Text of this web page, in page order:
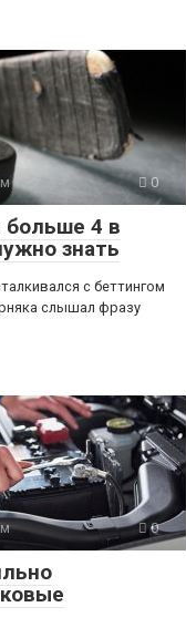
0
больше 4 в
знать
с беттингом
слышал фразу
0